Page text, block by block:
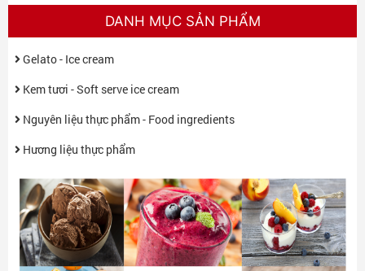
DANH MỤC SẢN PHẨM
Gelato - Ice cream
Kem tươi - Soft serve ice cream
Nguyên liệu thực phẩm - Food ingredients
Hương liệu thực phẩm